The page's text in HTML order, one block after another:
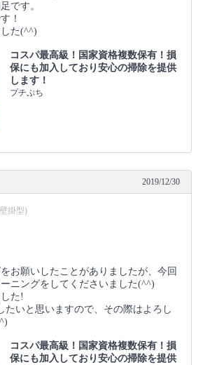
です。
！
た(^^)
コスパ最高級！国家資格複数保有！損
保にも加入しており安心の掃除を提供
します！
プチぷち
2019/12/30
掛型)
お願いしたことがありましたが、今回
ニングをしてくださいました(^^)
た!
たいと思いますので、その際はよろし
コスパ最高級！国家資格複数保有！損
保にも加入しており安心の掃除を提供